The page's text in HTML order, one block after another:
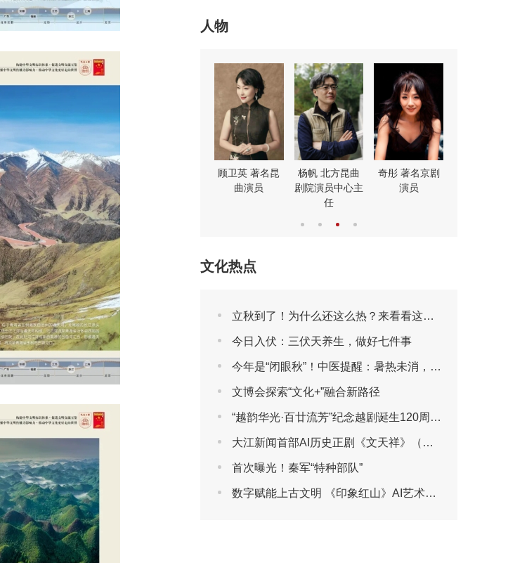
人物
王玉璞 京剧“鼓
王”
顾卫英 著名昆
杨帆 北方昆曲
剧院演员中心主
奇彤 著名京剧
演员
舒桐 著名京剧
文化热点
立秋到了！为什么还这么热？来看看这些“冷知识”吧
今日入伏：三伏天养生，做好七件事
今年是“闭眼秋”！中医提醒：暑热未消，先别急着贴秋膘
文博会探索“文化+”融合新路径
“越韵华光·百廿流芳”纪念越剧诞生120周年主题晚会圆满播出
大江新闻首部AI历史正剧《文天祥》（第一集）
首次曝光！秦军“特种部队”
数字赋能上古文明 《印象红山》AI艺术展将于2026年7月30日亮相第三届包头艺博会